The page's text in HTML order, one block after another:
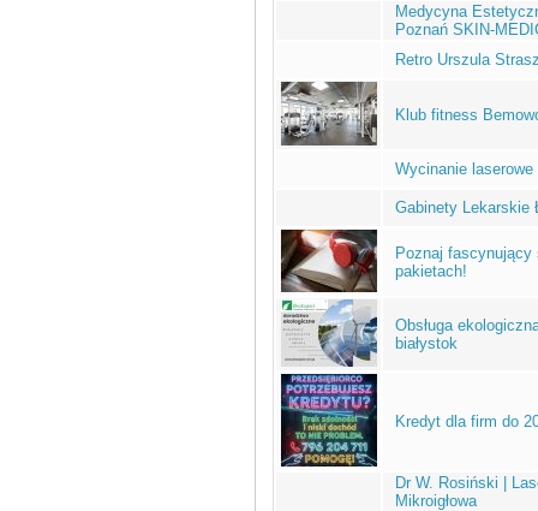
Medycyna
Poznań SKIN-
Retro Urszula
Klub fitness
Wycinanie
Gabinety Lekarskie
Poznaj fascynujący
pakietach!
Obsługa
białystok
Kredyt dla firm do
Dr W. Rosiński |
Mikroigłowa